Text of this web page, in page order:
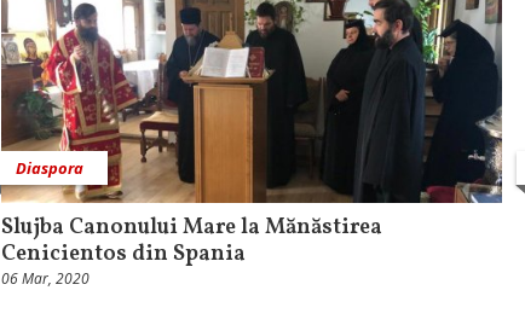
Diaspora
Slujba Canonului Mare la Mănăstirea
Cenicientos din Spania
06 Mar, 2020